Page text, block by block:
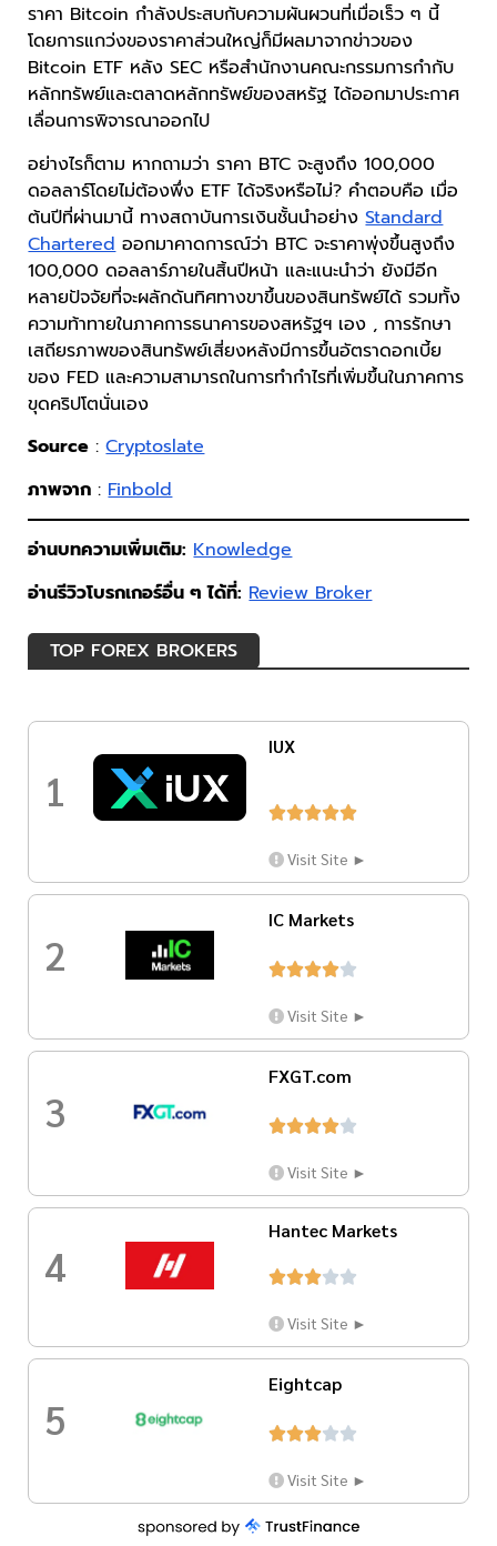
ราคา Bitcoin กำลังประสบกับความผันผวนที่เมื่อเร็ว ๆ นี้
โดยการแกว่งของราคาส่วนใหญ่ก็มีผลมาจากข่าวของ
Bitcoin ETF หลัง SEC หรือสำนักงานคณะกรรมการกำกับ
หลักทรัพย์และตลาดหลักทรัพย์ของสหรัฐ ได้ออกมาประกาศ
เลื่อนการพิจารณาออกไป
อย่างไรก็ตาม หากถามว่า ราคา BTC จะสูงถึง 100,000
ดอลลาร์โดยไม่ต้องพึ่ง ETF ได้จริงหรือไม่? คำตอบคือ เมื่อ
ต้นปีที่ผ่านมานี้ ทางสถาบันการเงินชั้นนำอย่างStandard
Chartered ออกมาคาดการณ์ว่า BTC จะราคาพุ่งขึ้นสูงถึง
100,000 ดอลลาร์ภายในสิ้นปีหน้า และแนะนำว่า ยังมีอีก
หลายปัจจัยที่จะผลักดันทิศทางขาขึ้นของสินทรัพย์ได้ รวมทั้ง
ความท้าทายในภาคการธนาคารของสหรัฐฯ เอง , การรักษา
เสถียรภาพของสินทรัพย์เสี่ยงหลังมีการขึ้นอัตราดอกเบี้ย
ของ FED และความสามารถในการทำกำไรที่เพิ่มขึ้นในภาคการ
ขุดคริปโตนั่นเอง
Source :Cryptoslate
ภาพจาก : Finbold
อ่านบทความเพิ่มเติม: Knowledge
อ่านรีวิวโบรกเกอร์อื่น ๆ ได้ที่: Review Broker
TOP FOREX BROKERS
1
IUX

Visit Site ►
2
IC Markets

Visit Site ►
3
FXGT.com

Visit Site ►
4
Hantec Markets

Visit Site ►
5
Eightcap

Visit Site ►